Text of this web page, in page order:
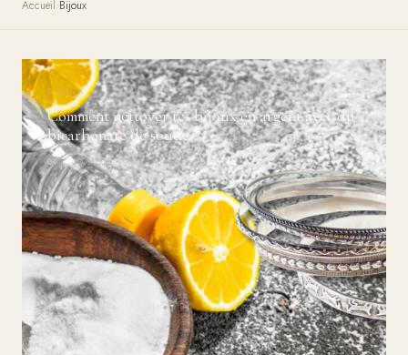
Accueil Bijoux
BIJOUX
Comment nettoyer tes bijoux en argent avec du
bicarbonate de soude ?
04 Juil 2026 · 4 min